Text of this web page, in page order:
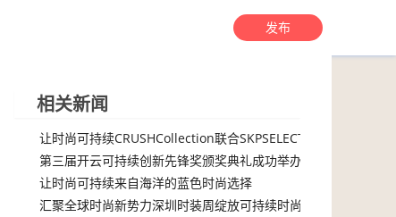
发布
相关新闻
让时尚可持续CRUSHCollection联合SKPSELECT打造“心动绚烂”
第三届开云可持续创新先锋奖颁奖典礼成功举办“实现全循环”
让时尚可持续来自海洋的蓝色时尚选择
汇聚全球时尚新势力深圳时装周绽放可持续时尚新生态